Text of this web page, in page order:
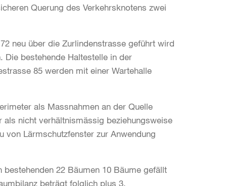
Querung des Verkehrsknotens zwei
neu über die Zurlindenstrasse geführt wird
Die bestehende Haltestelle in der
85 werden mit einer Wartehalle
als Massnahmen an der Quelle
nicht verhältnismässig beziehungsweise
von Lärmschutzfenster zur Anwendung
22 Bäumen 10 Bäume gefällt
beträgt folglich plus 3.